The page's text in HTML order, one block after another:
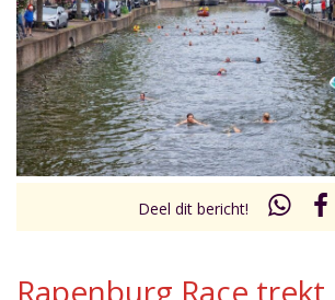
0.00 - 6.00 uur
Vorig uur
uur 1 van 0
Inklappen
Deel dit bericht!
Rapenburg Race trekt